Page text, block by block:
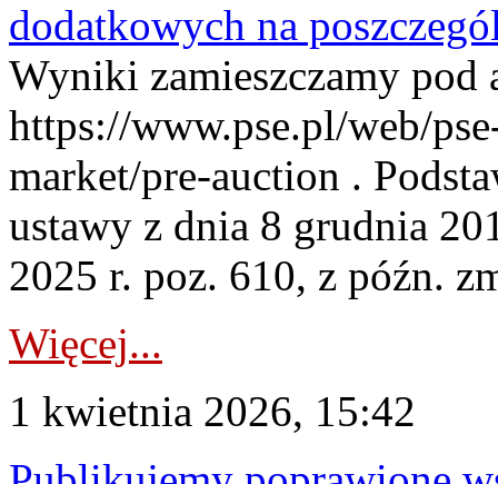
dodatkowych na
Wyniki zamieszczamy pod
https://www.pse.pl/web/
market/pre-auction .
ustawy z dnia 8 grudnia
2025 r. poz. 610, z późn.
Więcej...
1 kwietnia 2026, 15:42